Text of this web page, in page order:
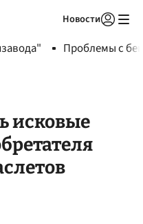
Новости
Проблемы с
исковые